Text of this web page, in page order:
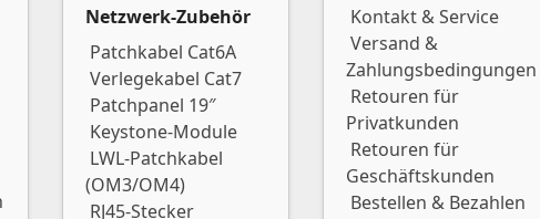
Netzwerk-Zubehör
Patchkabel Cat6A
Verlegekabel Cat7
Patchpanel 19″
Keystone-Module
LWL-Patchkabel
(OM3/OM4)
RJ45-Stecker
Kontakt & Service
Versand &
Zahlungsbedingungen
Retouren für
Privatkunden
Retouren für
Geschäftskunden
Bestellen & Bezahlen